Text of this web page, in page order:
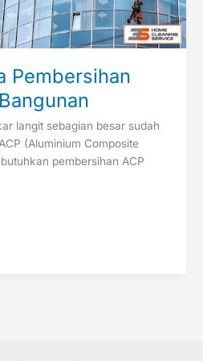
Pembersihan
langit sebagian besar sudah
(Aluminium Composite
pembersihan ACP